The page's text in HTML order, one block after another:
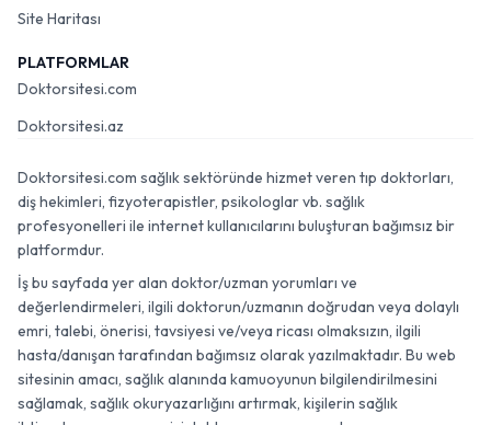
Site Haritası
PLATFORMLAR
Doktorsitesi.com
Doktorsitesi.az
Doktorsitesi.com sağlık sektöründe hizmet veren tıp doktorları,
diş hekimleri, fizyoterapistler, psikologlar vb. sağlık
profesyonelleri ile internet kullanıcılarını buluşturan bağımsız bir
platformdur.
İş bu sayfada yer alan doktor/uzman yorumları ve
değerlendirmeleri, ilgili doktorun/uzmanın doğrudan veya dolaylı
emri, talebi, önerisi, tavsiyesi ve/veya ricası olmaksızın, ilgili
hasta/danışan tarafından bağımsız olarak yazılmaktadır. Bu web
sitesinin amacı, sağlık alanında kamuoyunun bilgilendirilmesini
sağlamak, sağlık okuryazarlığını artırmak, kişilerin sağlık